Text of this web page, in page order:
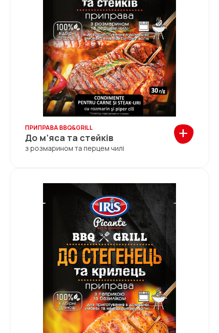
ПРИПРАВА BBQ&GRILL
До м’яса та стейків
з розмарином та перцем чилі
+